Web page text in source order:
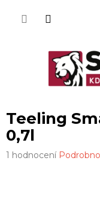
Teeling
0,7l
Průměrné
1 hodnocení